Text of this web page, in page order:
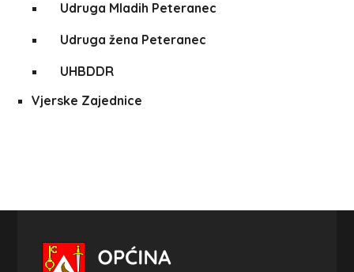
Udruga Mladih Peteranec
Udruga žena Peteranec
UHBDDR
Vjerske Zajednice